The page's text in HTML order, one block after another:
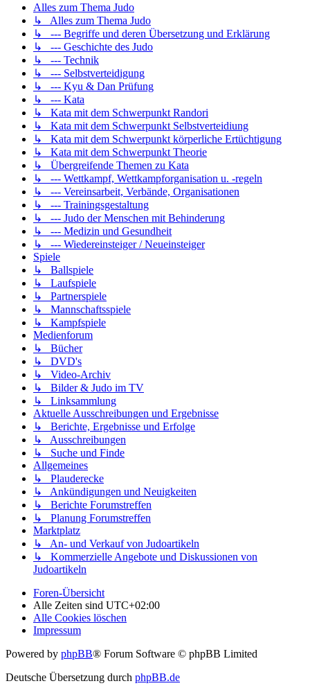
Alles zum Thema Judo
↳ Alles zum Thema Judo
↳ --- Begriffe und deren Übersetzung und Erklärung
↳ --- Geschichte des Judo
↳ --- Technik
↳ --- Selbstverteidigung
↳ --- Kyu & Dan Prüfung
↳ --- Kata
↳ Kata mit dem Schwerpunkt Randori
↳ Kata mit dem Schwerpunkt Selbstverteidiung
↳ Kata mit dem Schwerpunkt körperliche Ertüchtigung
↳ Kata mit dem Schwerpunkt Theorie
↳ Übergreifende Themen zu Kata
↳ --- Wettkampf, Wettkampforganisation u. -regeln
↳ --- Vereinsarbeit, Verbände, Organisationen
↳ --- Trainingsgestaltung
↳ --- Judo der Menschen mit Behinderung
↳ --- Medizin und Gesundheit
↳ --- Wiedereinsteiger / Neueinsteiger
Spiele
↳ Ballspiele
↳ Laufspiele
↳ Partnerspiele
↳ Mannschaftsspiele
↳ Kampfspiele
Medienforum
↳ Bücher
↳ DVD's
↳ Video-Archiv
↳ Bilder & Judo im TV
↳ Linksammlung
Aktuelle Ausschreibungen und Ergebnisse
↳ Berichte, Ergebnisse und Erfolge
↳ Ausschreibungen
↳ Suche und Finde
Allgemeines
↳ Plauderecke
↳ Ankündigungen und Neuigkeiten
↳ Berichte Forumstreffen
↳ Planung Forumstreffen
Marktplatz
↳ An- und Verkauf von Judoartikeln
↳ Kommerzielle Angebote und Diskussionen von
Judoartikeln
Foren-Übersicht
Alle Zeiten sind UTC+02:00
Alle Cookies löschen
Impressum
Powered by phpBB® Forum Software © phpBB Limited
Deutsche Übersetzung durch phpBB.de